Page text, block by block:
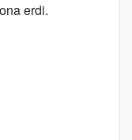
erdi.